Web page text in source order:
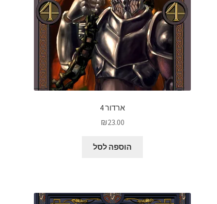
ארדור 4
₪23.00
הוספה לסל